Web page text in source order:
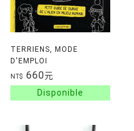
TERRIENS, MODE
D'EMPLOI
NT$ 660元